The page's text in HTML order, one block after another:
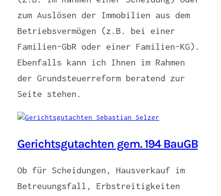
zum Auslösen der Immobilien aus dem
Betriebsvermögen (z.B. bei einer
Familien-GbR oder einer Familien-KG).
Ebenfalls kann ich Ihnen im Rahmen
der Grundsteuerreform beratend zur
Seite stehen.
Gerichtsgutachten gem. 194 BauGB
Ob für Scheidungen, Hausverkauf im
Betreuungsfall, Erbstreitigkeiten